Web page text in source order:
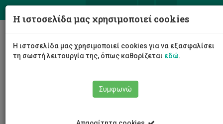
Η ιστοσελίδα μας χρησιμοποιεί cookies
Η ιστοσελίδα μας χρησιμοποιεί cookies για να εξασφαλίσει
τη σωστή λειτουργία της, όπως καθορίζεται εδώ.
Συμφωνώ